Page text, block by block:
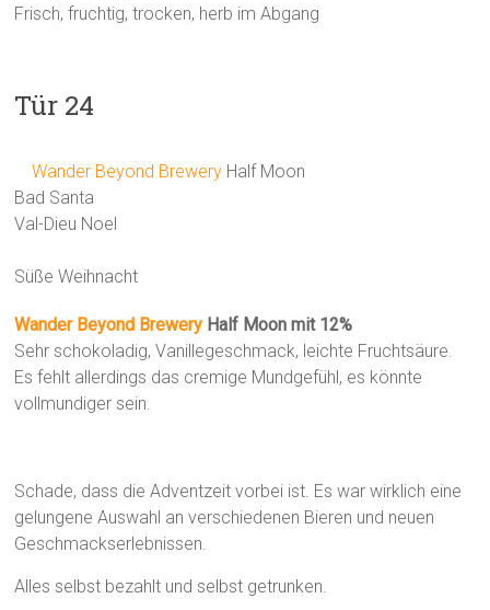
Frisch, fruchtig, trocken, herb im Abgang
Tür 24
Wander Beyond Brewery Half Moon
Bad Santa
Val-Dieu Noel
Süße Weihnacht
Wander Beyond Brewery Half Moon mit 12%
Sehr schokoladig, Vanillegeschmack, leichte Fruchtsäure.
Es fehlt allerdings das cremige Mundgefühl, es könnte
vollmundiger sein.
Schade, dass die Adventzeit vorbei ist. Es war wirklich eine
gelungene Auswahl an verschiedenen Bieren und neuen
Geschmackserlebnissen.
Alles selbst bezahlt und selbst getrunken.